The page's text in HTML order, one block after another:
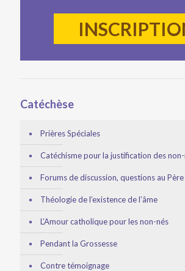
Catéchèse
Prières Spéciales
Catéchisme pour la justification des
Forums de discussion, questions au
Théologie de l’existence de l’âme
L’Amour catholique pour les non-nés
Pendant la Grossesse
Contre témoignage